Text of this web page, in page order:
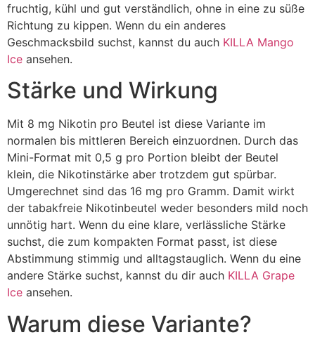
fruchtig, kühl und gut verständlich, ohne in eine zu süße
Richtung zu kippen. Wenn du ein anderes
Geschmacksbild suchst, kannst du auch KILLA Mango
Ice ansehen.
Stärke und Wirkung
Mit 8 mg Nikotin pro Beutel ist diese Variante im
normalen bis mittleren Bereich einzuordnen. Durch das
Mini-Format mit 0,5 g pro Portion bleibt der Beutel
klein, die Nikotinstärke aber trotzdem gut spürbar.
Umgerechnet sind das 16 mg pro Gramm. Damit wirkt
der tabakfreie Nikotinbeutel weder besonders mild noch
unnötig hart. Wenn du eine klare, verlässliche Stärke
suchst, die zum kompakten Format passt, ist diese
Abstimmung stimmig und alltagstauglich. Wenn du eine
andere Stärke suchst, kannst du dir auch KILLA Grape
Ice ansehen.
Warum diese Variante?